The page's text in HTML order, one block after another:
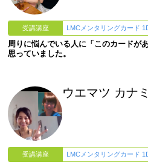
受講講座 LMCメンタリングカード
周りに悩んでいる人に「このカードが
思っていました。
ウエマツ カナミ
受講講座 LMCメンタリングカード